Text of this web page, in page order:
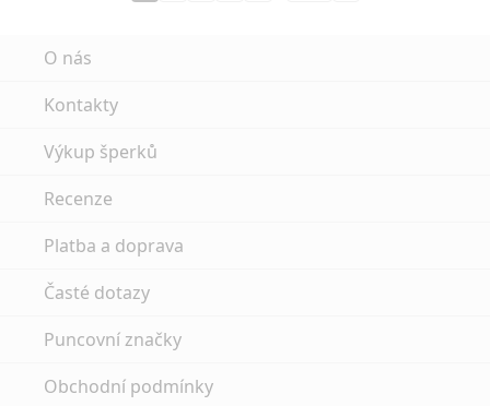
O nás
Kontakty
Výkup šperků
Recenze
Platba a doprava
Časté dotazy
Puncovní značky
Obchodní podmínky